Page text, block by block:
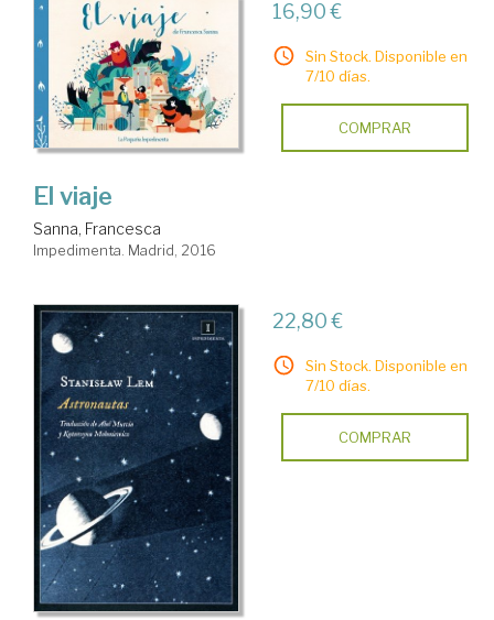
16,90 €
Sin Stock. Disponible en
7/10 días.
COMPRAR
El viaje
Sanna, Francesca
Impedimenta. Madrid, 2016
22,80 €
Sin Stock. Disponible en
7/10 días.
COMPRAR